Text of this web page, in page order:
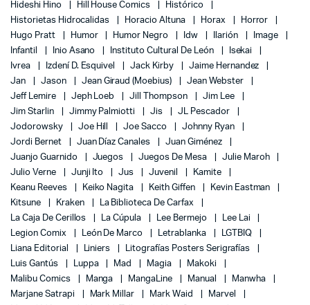
Hideshi Hino
Hill House Comics
Histórico
Historietas Hidrocalidas
Horacio Altuna Horax
Horror
Hugo Pratt
Humor Humor Negro Idw Ilarión
Image
Infantil
Inio Asano Instituto Cultural De León
Isekai
Ivrea
Izdení D. Esquivel Jack Kirby
Jaime Hernandez
Jan
Jason Jean Giraud (Moebius)
Jean Webster
Jeff Lemire
Jeph Loeb Jill Thompson
Jim Lee
Jim Starlin
Jimmy Palmiotti Jis
JL Pescador
Jodorowsky
Joe Hill Joe Sacco
Johnny Ryan
Jordi Bernet
Juan Díaz Canales
Juan Giménez
Juanjo Guarnido
Juegos Juegos De Mesa
Julie Maroh
Julio Verne
Junji Ito Jus Juvenil
Kamite
Keanu Reeves
Keiko Nagita Keith Giffen
Kevin Eastman
Kitsune
Kraken
La Biblioteca De Carfax
La Caja De Cerillos
La Cúpula Lee Bermejo
Lee Lai
Legion Comix
León De Marco Letrablanka
LGTBIQ
Liana Editorial
Liniers
Litografías Posters Serigrafías
Luis Gantús
Luppa Mad Magia
Makoki
Malibu Comics
Manga MangaLine Manual
Manwha
Marjane Satrapi
Mark Millar Mark Waid
Marvel